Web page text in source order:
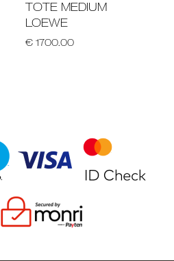
TOTE MEDIUM
LOEWE
€ 1700.00